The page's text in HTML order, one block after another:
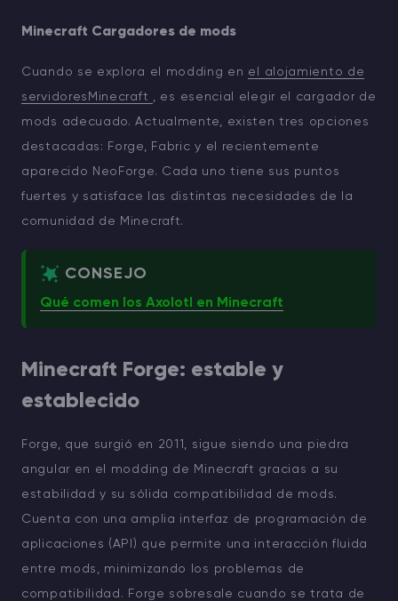
Minecraft Cargadores de mods
Cuando se explora el modding en el alojamiento de
servidoresMinecraft , es esencial elegir el cargador de
mods adecuado. Actualmente, existen tres opciones
destacadas: Forge, Fabric y el recientemente
aparecido NeoForge. Cada uno tiene sus puntos
fuertes y satisface las distintas necesidades de la
comunidad de Minecraft.
CONSEJO
Qué comen los Axolotl en Minecraft
Minecraft Forge: estable y
establecido
Forge, que surgió en 2011, sigue siendo una piedra
angular en el modding de Minecraft gracias a su
estabilidad y su sólida compatibilidad de mods.
Cuenta con una amplia interfaz de programación de
aplicaciones (API) que permite una interacción fluida
entre mods, minimizando los problemas de
compatibilidad. Forge sobresale cuando se trata de